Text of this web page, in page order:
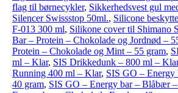
flag til børnecykler, Sikkerhedsvest gul
Silencer Swissstop 50ml., Silicone
F-013 300 ml, Silikone cover til Shimano
Bar – Protein – Chokolade og Jordnød –
Protein – Chokolade og Mint – 55 gram,
ml – Klar, SIS Drikkedunk – 800 ml – Klar
Running 400 ml – Klar, SIS GO – Energy
40 gram, SIS GO – Energy bar – Blåbær